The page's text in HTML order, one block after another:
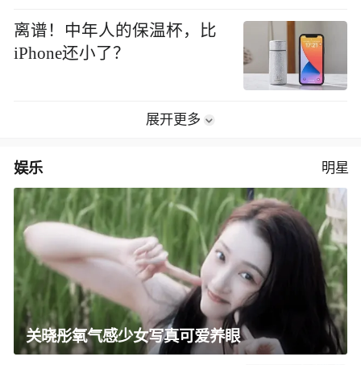
离谱！中年人的保温杯，比
iPhone还小了？
展开更多
娱乐 明星
关晓彤氧气感少女写真可爱养眼